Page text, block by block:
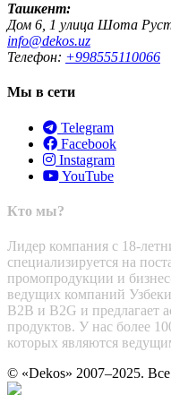
Ташкент:
Дом 6, 1 улица Шота
info@dekos.uz
Телефон: +998555110066
Мы в сети
Telegram
Facebook
Instagram
YouTube
Кто мы?
Лидер компания с 18-
специализируется на
промопродукции и
ведущих компаний
B2B и B2G и предлагает
продуктов. У нас более
которых являются
© «Dekos» 2007–2025.